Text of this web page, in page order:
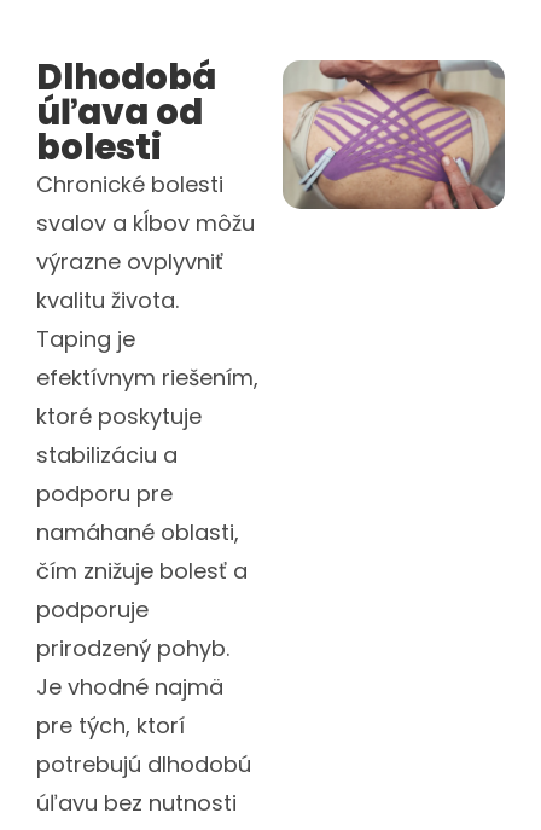
Dlhodobá
úľava od
bolesti
Chronické bolesti
svalov a kĺbov môžu
výrazne ovplyvniť
kvalitu života.
Taping je
efektívnym riešením,
ktoré poskytuje
stabilizáciu a
podporu pre
namáhané oblasti,
čím znižuje bolesť a
podporuje
prirodzený pohyb.
Je vhodné najmä
pre tých, ktorí
potrebujú dlhodobú
úľavu bez nutnosti